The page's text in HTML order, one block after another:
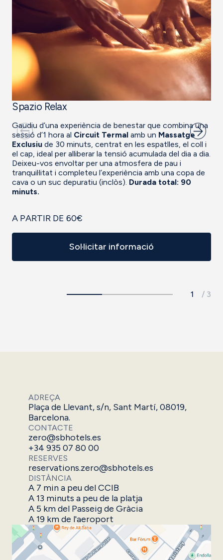
Spazio Relax
Gaudiu d’una experiència de benestar que combina una
sessió d’1 hora al Circuit Termal amb un Massatge
Exclusiu de 30 minuts, centrat en les espatlles, el coll i
el cap, ideal per alliberar la tensió acumulada del dia a dia.
Deixeu-vos envoltar per una atmosfera de pau i
tranquil·litat i completeu l’experiència amb una copa de
cava o un suc depuratiu (inclòs). Durada total: 90
minuts.
A PARTIR DE 60€
Sol·licitar informació
ADREÇA
Plaça de Llevant, s/n, Sant Martí, 08019,
Barcelona.
CONTACTE
zero@sbhotels.es
+34 935 07 80 00
RESERVES
reservations.zero@sbhotels.es
DISTÀNCIA
A 7 min a peu del CCIB
A 13 minuts a peu de la platja
A 5 km del Passeig de Gràcia
A 19 km de l'aeroport